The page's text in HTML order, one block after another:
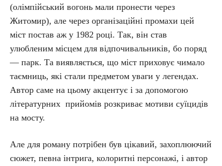
(олімпійський вогонь мали пронести через
Житомир), але через організаційні промахи цей
міст постав аж у 1982 році. Так, він став
улюбленим місцем для відпочивальників, бо поряд
— парк. Та виявляється, що міст приховує чимало
таємниць, які стали предметом уваги у легендах.
Автор саме на цьому акцентує і за допомогою
літературних прийомів розкриває мотиви суїцидів
на мосту.
Але для роману потрібен був цікавий, захоплюючий
сюжет, певна інтрига, колоритні персонажі, і автор